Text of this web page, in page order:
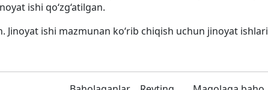
ishi qo‘zg‘atilgan.
ishi mazmunan ko‘rib chiqish uchun jinoyat ishlari